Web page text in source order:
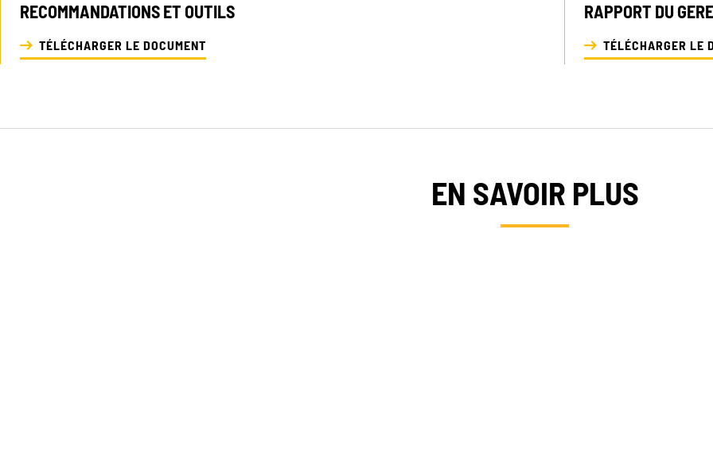
RECOMMANDATIONS ET OUTILS
TÉLÉCHARGER LE DOCUMENT
RAPPORT DU
TÉLÉCHARGER LE
EN SAVOIR PLUS